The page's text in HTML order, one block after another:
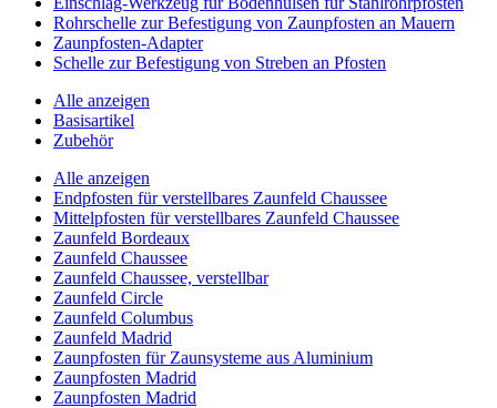
Rohrschelle zur Befestigung von Zaunpfosten an Mauern
Zaunpfosten-Adapter
Schelle zur Befestigung von Streben an Pfosten
Alle anzeigen
Basisartikel
Zubehör
Alle anzeigen
Endpfosten für verstellbares Zaunfeld Chaussee
Mittelpfosten für verstellbares Zaunfeld Chaussee
Zaunfeld Bordeaux
Zaunfeld Chaussee
Zaunfeld Chaussee, verstellbar
Zaunfeld Circle
Zaunfeld Columbus
Zaunfeld Madrid
Zaunpfosten für Zaunsysteme aus Aluminium
Zaunpfosten Madrid
Zaunpfosten Madrid